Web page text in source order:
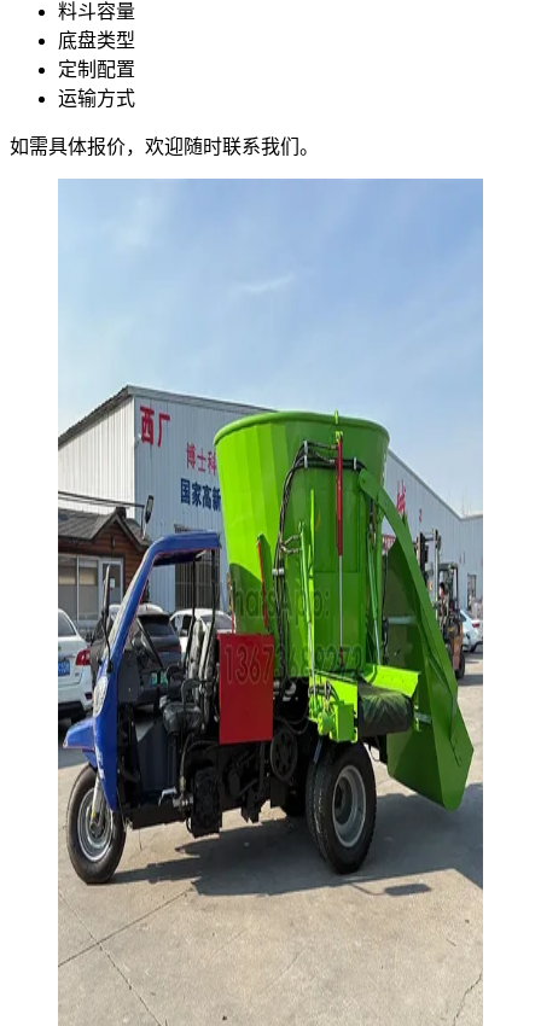
料斗容量
底盘类型
定制配置
运输方式
如需具体报价，欢迎随时联系我们。